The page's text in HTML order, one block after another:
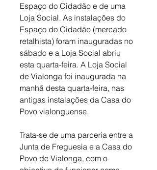
Espaço do Cidadão e de uma
Loja Social. As instalações do
Espaço do Cidadão (mercado
retalhista) foram inauguradas no
sábado e a Loja Social abriu
esta quarta-feira. A Loja Social
de Vialonga foi inaugurada na
manhã desta quarta-feira, nas
antigas instalações da Casa do
Povo vialonguense.
Trata-se de uma parceria entre a
Junta de Freguesia e a Casa do
Povo de Vialonga, com o